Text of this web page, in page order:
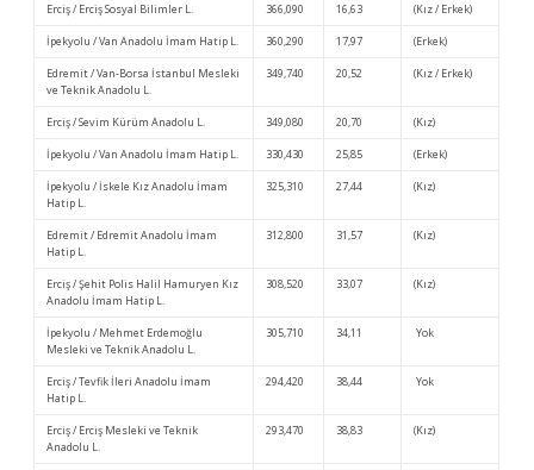
Erciş / Erciş Sosyal Bilimler L. 366,090 16,63 (Kız / Erkek)
İpekyolu / Van Anadolu İmam Hatip L. 360,290 17,97 (Erkek)
Edremit / Van-Borsa İstanbul Mesleki
ve Teknik Anadolu L.
349,740 20,52 (Kız / Erkek)
Erciş / Sevim Kürüm Anadolu L. 349,080 20,70 (Kız)
İpekyolu / Van Anadolu İmam Hatip L. 330,430 25,85 (Erkek)
İpekyolu / İskele Kız Anadolu İmam
Hatip L.
325,310 27,44 (Kız)
Edremit / Edremit Anadolu İmam
Hatip L.
312,800 31,57 (Kız)
Erciş / Şehit Polis Halil Hamuryen Kız
Anadolu İmam Hatip L.
308,520 33,07 (Kız)
İpekyolu / Mehmet Erdemoğlu
Mesleki ve Teknik Anadolu L.
305,710 34,11 Yok
Erciş / Tevfik İleri Anadolu İmam
Hatip L.
294,420 38,44 Yok
Erciş / Erciş Mesleki ve Teknik
Anadolu L.
293,470 38,83 (Kız)